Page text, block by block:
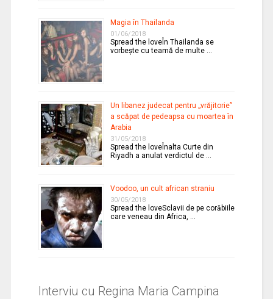
Magia în Thailanda
01/06/2018
Spread the loveÎn Thailanda se
vorbeşte cu teamă de multe …
Un libanez judecat pentru „vrăjitorie”
a scăpat de pedeapsa cu moartea în
Arabia
31/05/2018
Spread the loveÎnalta Curte din
Riyadh a anulat verdictul de …
Voodoo, un cult african straniu
30/05/2018
Spread the loveSclavii de pe corăbiile
care veneau din Africa, …
Interviu cu Regina Maria Campina